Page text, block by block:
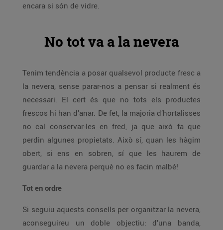
encara si són de vidre.
No tot va a la nevera
Tenim tendència a posar qualsevol producte fresc a
la nevera, sense parar-nos a pensar si realment és
necessari. El cert és que no tots els productes
frescos hi han d’anar. De fet, la majoria d’hortalisses
no cal conservar-les en fred, ja que això fa que
perdin algunes propietats. Això sí, quan les hàgim
obert, si ens en sobren, sí que les haurem de
guardar a la nevera perquè no es facin malbé!
Tot en ordre
Si seguiu aquests consells per organitzar la nevera,
aconseguireu un doble objectiu: d’una banda,